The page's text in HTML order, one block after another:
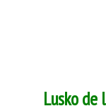
Lusko de